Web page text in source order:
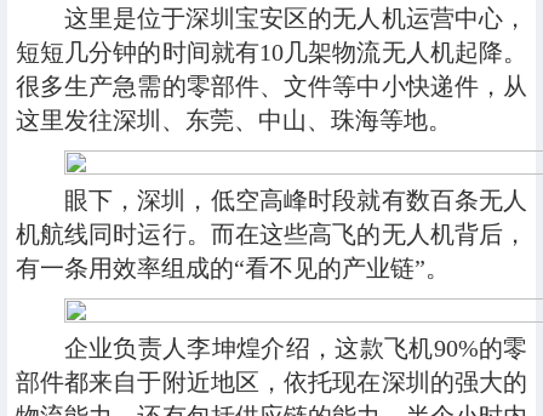
这里是位于深圳宝安区的无人机运营中心，
短短几分钟的时间就有10几架物流无人机起降。
很多生产急需的零部件、文件等中小快递件，从
这里发往深圳、东莞、中山、珠海等地。
眼下，深圳，低空高峰时段就有数百条无人
机航线同时运行。而在这些高飞的无人机背后，
有一条用效率组成的“看不见的产业链”。
企业负责人李坤煌介绍，这款飞机90%的零
部件都来自于附近地区，依托现在深圳的强大的